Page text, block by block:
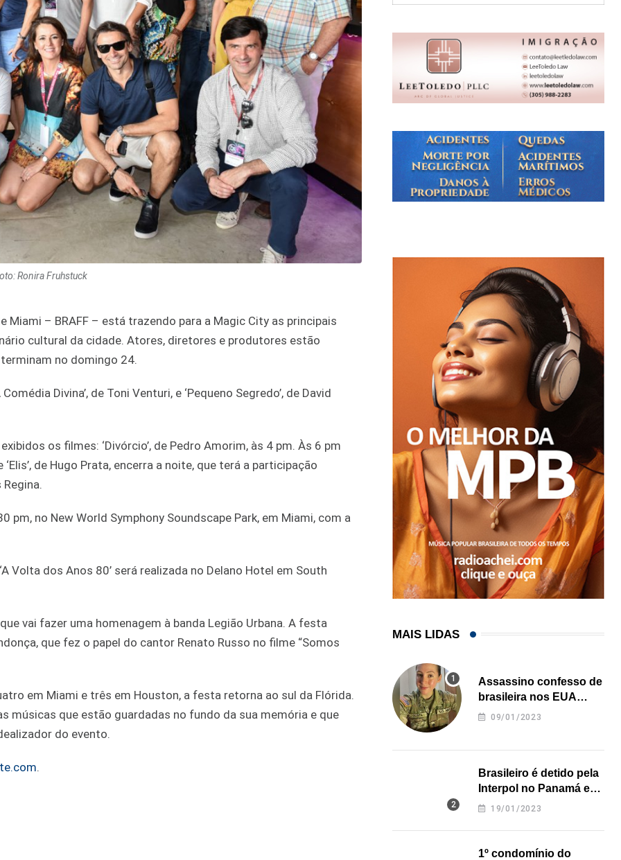
Ronira Fruhstuck
Miami – BRAFF – está trazendo para a Magic City as principais
cultural da cidade. Atores, diretores e produtores estão
no domingo 24.
Divina’, de Toni Venturi, e ‘Pequeno Segredo’, de David
os filmes: ‘Divórcio’, de Pedro Amorim, às 4 pm. Às 6 pm
de Hugo Prata, encerra a noite, que terá a participação
no New World Symphony Soundscape Park, em Miami, com a
Volta dos Anos 80’ será realizada no Delano Hotel em South
vai fazer uma homenagem à banda Legião Urbana. A festa
que fez o papel do cantor Renato Russo no filme “Somos
em Miami e três em Houston, a festa retorna ao sul da Flórida.
músicas que estão guardadas no fundo da sua memória e que
do evento.
.
MAIS LIDAS
Assassino confesso de
brasileira nos EUA
revela onde deixou o
09/01/2023
Brasileiro é detido pela
Interpol no Panamá e
pode pegar prisão
19/01/2023
1º condomínio do